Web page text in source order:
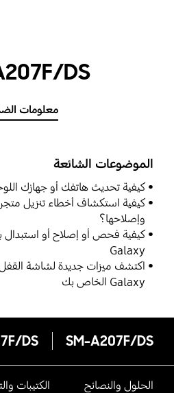
DS
معلومات
الموضوعات الشائعة
كيفية تحديث هاتفك أو جهازك
وإصلاحها؟
Galaxy
Galaxy الخاص بك
SM-A207F/DS
DS
الحلول والنصائح الكتيبات